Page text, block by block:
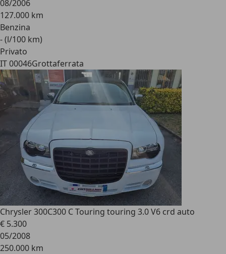
08/2006
127.000 km
Benzina
- (l/100 km)
Privato
IT 00046Grottaferrata
Chrysler 300C300 C Touring touring 3.0 V6 crd auto
€ 5.300
05/2008
250.000 km